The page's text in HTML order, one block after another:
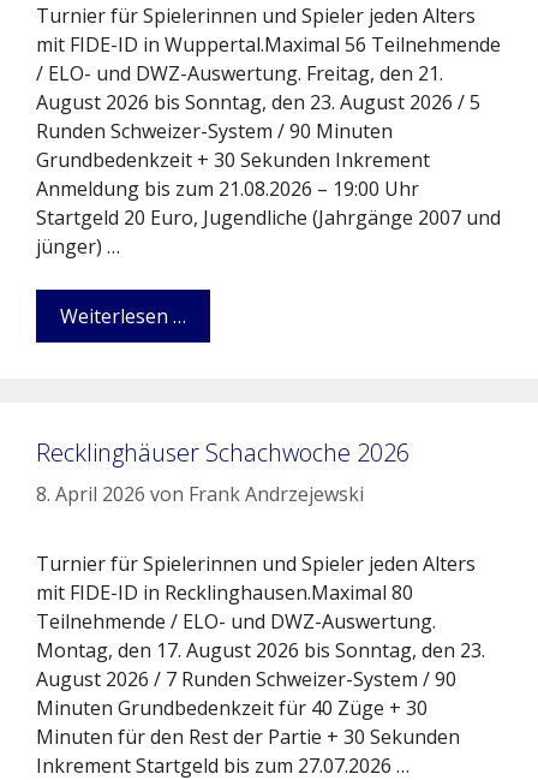
Turnier für Spielerinnen und Spieler jeden Alters
mit FIDE-ID in Wuppertal.Maximal 56 Teilnehmende
/ ELO- und DWZ-Auswertung. Freitag, den 21.
August 2026 bis Sonntag, den 23. August 2026 / 5
Runden Schweizer-System / 90 Minuten
Grundbedenkzeit + 30 Sekunden Inkrement
Anmeldung bis zum 21.08.2026 – 19:00 Uhr
Startgeld 20 Euro, Jugendliche (Jahrgänge 2007 und
jünger) …
Weiterlesen …
Recklinghäuser Schachwoche 2026
8. April 2026 von Frank Andrzejewski
Turnier für Spielerinnen und Spieler jeden Alters
mit FIDE-ID in Recklinghausen.Maximal 80
Teilnehmende / ELO- und DWZ-Auswertung.
Montag, den 17. August 2026 bis Sonntag, den 23.
August 2026 / 7 Runden Schweizer-System / 90
Minuten Grundbedenkzeit für 40 Züge + 30
Minuten für den Rest der Partie + 30 Sekunden
Inkrement Startgeld bis zum 27.07.2026 …